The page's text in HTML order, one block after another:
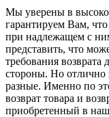
Мы уверены в
гарантируем Вам,
при надлежащем с
представить, что
требования возврата
стороны. Но
разные. Именно по
возврат товара и
приобретенный в